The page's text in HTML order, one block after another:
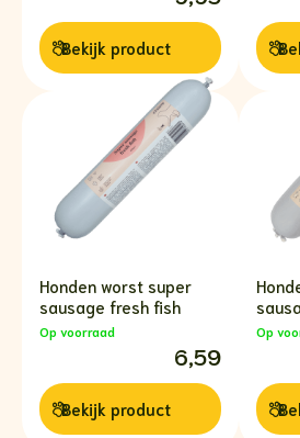
Bekijk product
Honden worst super
sausage fresh fish
Op voorraad
6,59
Bekijk product
Op